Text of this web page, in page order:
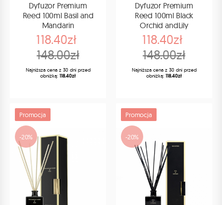
Dyfuzor Premium
Reed 100ml Basil and
Mandarin
118.40zł
148.00zł
Najniższa cena z 30 dni przed
obniżką: 118.40zł
Dyfuzor Premium
Reed 100ml Black
Orchid andLily
118.40zł
148.00zł
Najniższa cena z 30 dni przed
obniżką: 118.40zł
Promocja
-20%
Promocja
-20%